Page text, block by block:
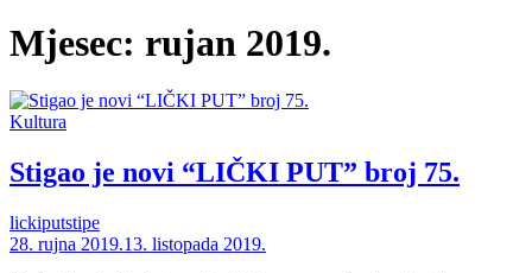
Mjesec: rujan 2019.
Kultura
Stigao je novi “LIČKI PUT” broj 75.
lickiputstipe
28. rujna 2019.13. listopada 2019.